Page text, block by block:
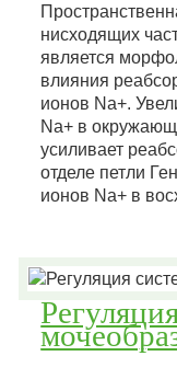
нисходящих
является
влияния
ионов Na+.
Na+ в
усиливает
отделе петли
ионов Na+ в